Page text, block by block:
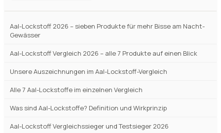
Aal-Lockstoff 2026 – sieben Produkte für mehr Bisse am Nacht-
Gewässer
Aal-Lockstoff Vergleich 2026 – alle 7 Produkte auf einen Blick
Unsere Auszeichnungen im Aal-Lockstoff-Vergleich
Alle 7 Aal-Lockstoffe im einzelnen Vergleich
Was sind Aal-Lockstoffe? Definition und Wirkprinzip
Aal-Lockstoff Vergleichssieger und Testsieger 2026